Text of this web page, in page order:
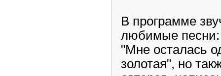
В программе
любимые песни:
"Мне осталась
золотая", но